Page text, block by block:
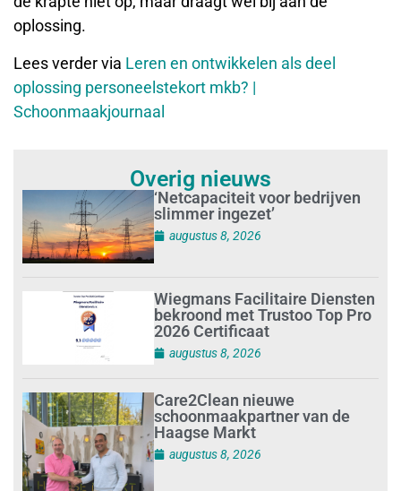
oplossing.
Lees verder via Leren en ontwikkelen als deel
oplossing personeelstekort mkb? |
Schoonmaakjournaal
Overig nieuws
‘Netcapaciteit voor bedrijven
slimmer ingezet’
augustus 8, 2026
Wiegmans Facilitaire Diensten
bekroond met Trustoo Top Pro
2026 Certificaat
augustus 8, 2026
Care2Clean nieuwe
schoonmaakpartner van de
Haagse Markt
augustus 8, 2026